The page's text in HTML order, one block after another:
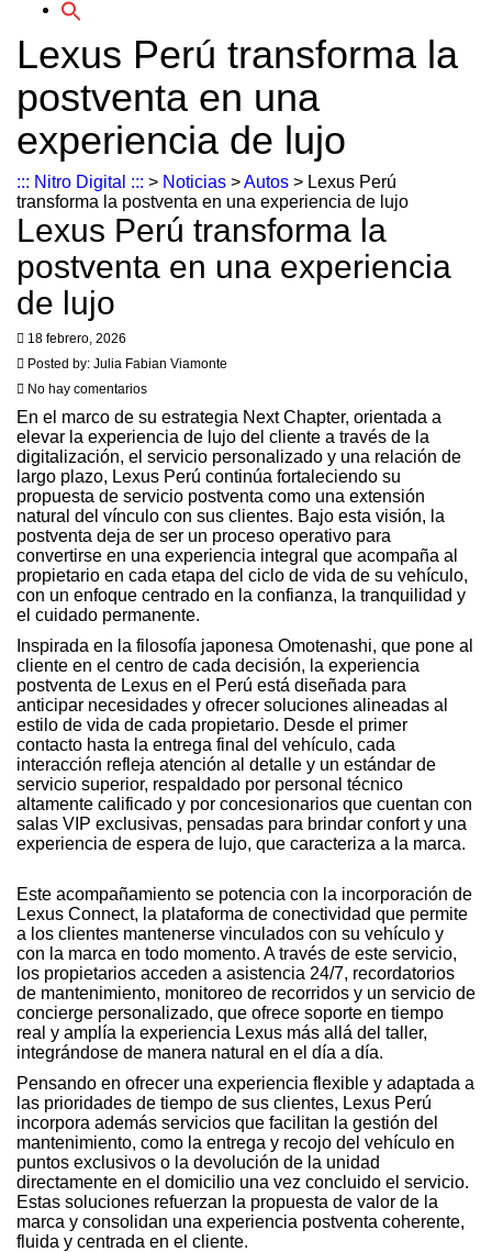
Search
Lexus Perú transforma la
postventa en una
experiencia de lujo
::: Nitro Digital ::: > Noticias >Autos > Lexus Perú
transforma la postventa en una experiencia de lujo
Lexus Perú transforma la
postventa en una experiencia
de lujo
18 febrero, 2026
Posted by: Julia Fabian Viamonte
No hay comentarios
En el marco de su estrategia Next Chapter, orientada a
elevar la experiencia de lujo del cliente a través de la
digitalización, el servicio personalizado y una relación de
largo plazo, Lexus Perú continúa fortaleciendo su
propuesta de servicio postventa como una extensión
natural del vínculo con sus clientes. Bajo esta visión, la
postventa deja de ser un proceso operativo para
convertirse en una experiencia integral que acompaña al
propietario en cada etapa del ciclo de vida de su vehículo,
con un enfoque centrado en la confianza, la tranquilidad y
el cuidado permanente.
Inspirada en la filosofía japonesa Omotenashi, que pone al
cliente en el centro de cada decisión, la experiencia
postventa de Lexus en el Perú está diseñada para
anticipar necesidades y ofrecer soluciones alineadas al
estilo de vida de cada propietario. Desde el primer
contacto hasta la entrega final del vehículo, cada
interacción refleja atención al detalle y un estándar de
servicio superior, respaldado por personal técnico
altamente calificado y por concesionarios que cuentan con
salas VIP exclusivas, pensadas para brindar confort y una
experiencia de espera de lujo, que caracteriza a la marca.
Este acompañamiento se potencia con la incorporación de
Lexus Connect, la plataforma de conectividad que permite
a los clientes mantenerse vinculados con su vehículo y
con la marca en todo momento. A través de este servicio,
los propietarios acceden a asistencia 24/7, recordatorios
de mantenimiento, monitoreo de recorridos y un servicio de
concierge personalizado, que ofrece soporte en tiempo
real y amplía la experiencia Lexus más allá del taller,
integrándose de manera natural en el día a día.
Pensando en ofrecer una experiencia flexible y adaptada a
las prioridades de tiempo de sus clientes, Lexus Perú
incorpora además servicios que facilitan la gestión del
mantenimiento, como la entrega y recojo del vehículo en
puntos exclusivos o la devolución de la unidad
directamente en el domicilio una vez concluido el servicio.
Estas soluciones refuerzan la propuesta de valor de la
marca y consolidan una experiencia postventa coherente,
fluida y centrada en el cliente.